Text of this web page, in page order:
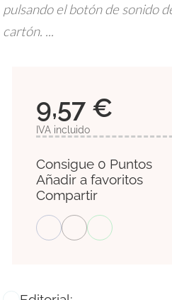
pulsando el botón de sonido
cartón. ...
9,57 €
IVA incluido
Consigue 0 Puntos
Añadir a favoritos
Compartir